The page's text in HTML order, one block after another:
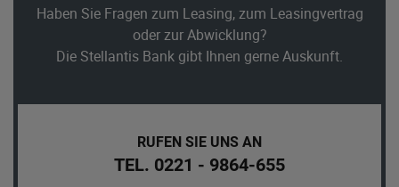
Haben Sie Fragen zum Leasing, zum Leasingvertrag
oder zur Abwicklung?
Die Stellantis Bank gibt Ihnen gerne Auskunft.
RUFEN SIE UNS AN
TEL. 0221 - 9864-655